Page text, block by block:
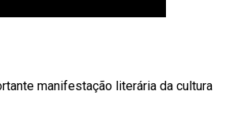
manifestação literária da cultura